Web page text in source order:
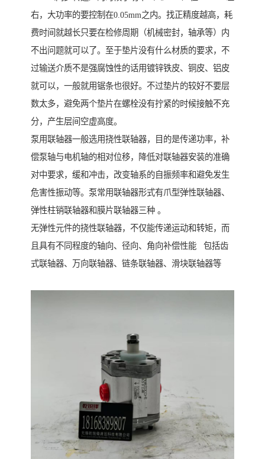
右，大功率的要控制在0.05mm之内。找正精度越高，耗
费时间就越长只要在检修周期（机械密封，轴承等）内
不出问题就可以了。至于垫片没有什么材质的要求，不
过输送介质不是强腐蚀性的话用镀锌铁皮、铜皮、铝皮
就可以，一般就用锯条也很好。不过垫片的较好不要层
数太多，避免两个垫片在螺栓没有拧紧的时候接触不充
分，产生层间空虚高度。
泵用联轴器一般选用挠性联轴器，目的是传递功率，补
偿泵轴与电机轴的相对位移，降低对联轴器安装的准确
对中要求，缓和冲击，改变轴系的自振频率和避免发生
危害性振动等。泵常用联轴器形式有爪型弹性联轴器、
弹性柱销联轴器和膜片联轴器三种 。
无弹性元件的挠性联轴器，不仅能传递运动和转矩，而
且具有不同程度的轴向、径向、角向补偿性能 包括齿
式联轴器、万向联轴器、链条联轴器、滑块联轴器等